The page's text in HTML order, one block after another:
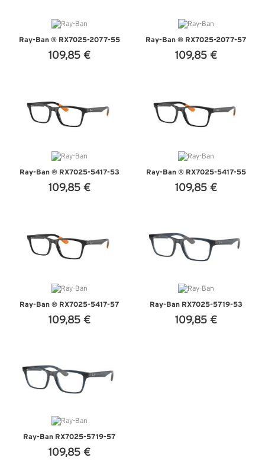
Ray-Ban ® RX7025-2077-55
109,85 €
Ray-Ban ® RX7025-2077-57
109,85 €
Ray-Ban ® RX7025-5417-53
109,85 €
Ray-Ban ® RX7025-5417-55
109,85 €
Ray-Ban ® RX7025-5417-57
109,85 €
Ray-Ban RX7025-5719-53
109,85 €
Ray-Ban RX7025-5719-57
109,85 €